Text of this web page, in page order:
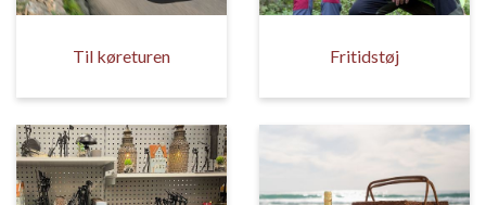
Til køreturen Fritidstøj